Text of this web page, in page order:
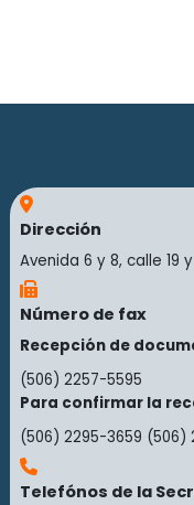
Dirección
Avenida 6 y 8, calle 19
Número de fax
Recepción de
(506) 2257-5595
Para confirmar la
(506) 2295-3659 (506)
Telefónos de la